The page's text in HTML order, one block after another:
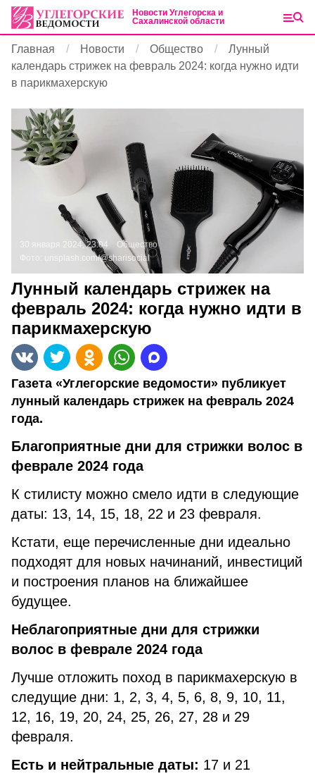
Новости Углегорска и
Сахалинской области
Главная Новости Общество
Лунный
календарь стрижек на февраль 2024: когда нужно идти
в парикмахерскую
30 января 2024, 23:04
Общество
Фото: unsplash.com/@sharisocial
Лунный календарь стрижек на
февраль 2024: когда нужно идти в
парикмахерскую
Газета «Углегорские ведомости» публикует
лунный календарь стрижек на февраль 2024
года.
Благоприятные дни для стрижки волос в
феврале 2024 года
К стилисту можно смело идти в следующие
даты: 13, 14, 15, 18, 22 и 23 февраля.
Кстати, еще перечисленные дни идеально
подходят для новых начинаний, инвестиций
и построения планов на ближайшее
будущее.
Неблагоприятные дни для стрижки
волос в феврале 2024 года
Лучше отложить поход в парикмахерскую в
следущие дни: 1, 2, 3, 4, 5, 6, 8, 9, 10, 11,
12, 16, 19, 20, 24, 25, 26, 27, 28 и 29
февраля.
Есть и нейтральные даты: 17 и 21